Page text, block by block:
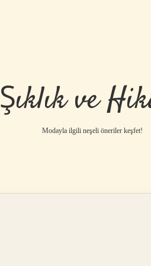
Şıklık ve
Modayla ilgili neşeli öneriler keşfet!